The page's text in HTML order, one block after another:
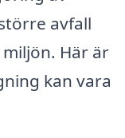
avfall
Här är
kan vara